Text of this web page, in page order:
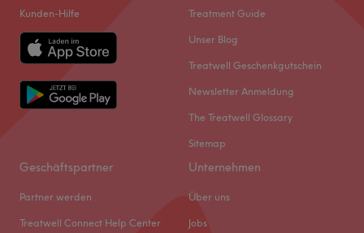
Kunden-Hilfe Treatment Guide
Unser Blog
Treatwell Geschenkgutschein
Newsletter Anmeldung
The Treatwell Glossary
Sitemap
Geschäftspartner
Partner werden
Treatwell Connect Help Center
Unternehmen
Über uns
Jobs